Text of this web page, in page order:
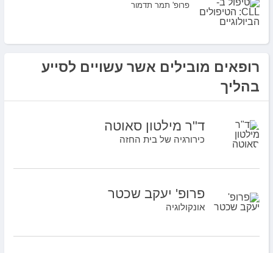
פרופ' תמר תדמור
רופאים מובילים אשר עשויים לסייע
בהליך
ד"ר מילטון סאוטה
כירורגיה של בית החזה
פרופ' יעקב שכטר
אונקולוגיה